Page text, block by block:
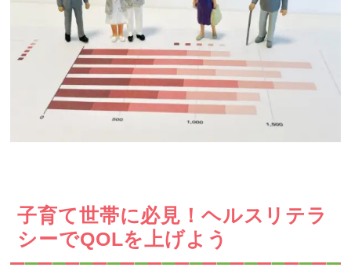
子育て世帯に必見！ヘルスリテラ
シーでQOLを上げよう